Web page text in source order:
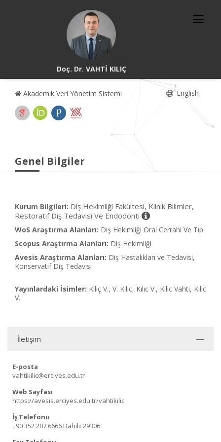
Doç. Dr. VAHTİ KILIÇ
Akademik Veri Yönetim Sistemi English
Genel Bilgiler
Kurum Bilgileri: Diş Hekimliği Fakültesi, Klinik Bilimler,
Restoratif Diş Tedavisi Ve Endodonti
WoS Araştırma Alanları: Diş Hekimliği Oral Cerrahi Ve Tıp
Scopus Araştırma Alanları: Diş Hekimliği
Avesis Araştırma Alanları: Diş Hastalıkları ve Tedavisi,
Konservatif Diş Tedavisi
Yayınlardaki İsimler: Kılıç V., V. Kilic, Kılıc V., Kilic Vahti, Kilic
V.
İletişim
E-posta
vahtikilic@erciyes.edu.tr
Web Sayfası
https://avesis.erciyes.edu.tr/vahtikilic
İş Telefonu
+90 352 207 6666 Dahili: 29306